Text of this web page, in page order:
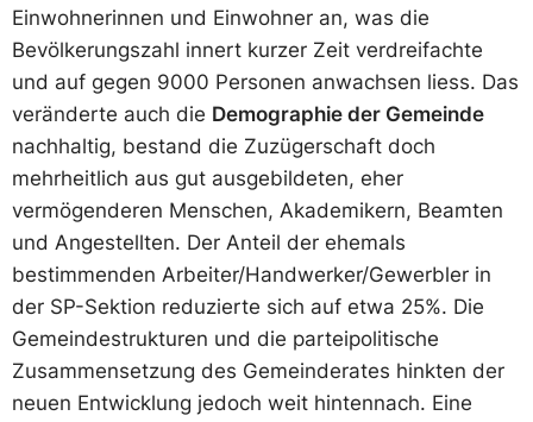
Einwohnerinnen und Einwohner an, was die
Bevölkerungszahl innert kurzer Zeit verdreifachte
und auf gegen 9000 Personen anwachsen liess. Das
veränderte auch die Demographie der Gemeinde
nachhaltig, bestand die Zuzügerschaft doch
mehrheitlich aus gut ausgebildeten, eher
vermögenderen Menschen, Akademikern, Beamten
und Angestellten. Der Anteil der ehemals
bestimmenden Arbeiter/Handwerker/Gewerbler in
der SP-Sektion reduzierte sich auf etwa 25%. Die
Gemeindestrukturen und die parteipolitische
Zusammensetzung des Gemeinderates hinkten der
neuen Entwicklung jedoch weit hintennach. Eine